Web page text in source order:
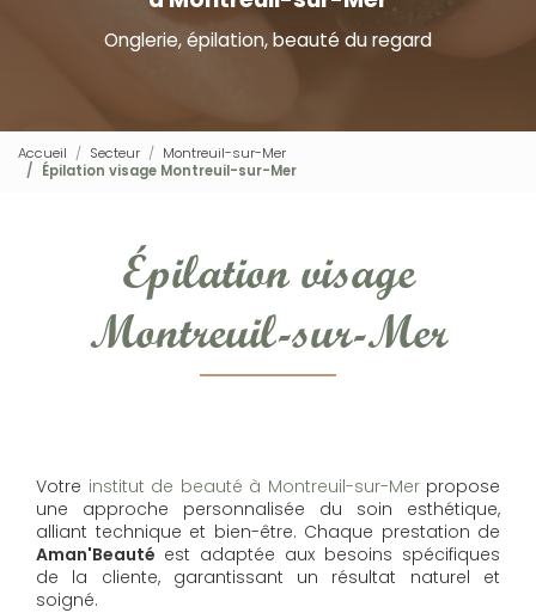
Onglerie, épilation, beauté du regard
Accueil Secteur
Montreuil-sur-Mer
Épilation visage Montreuil-sur-Mer
Épilation visage
Montreuil-sur-Mer
Votre institut de beauté à Montreuil-sur-Mer propose
une approche personnalisée du soin esthétique,
alliant technique et bien-être. Chaque prestation de
Aman'Beauté est adaptée aux besoins spécifiques
de la cliente, garantissant un résultat naturel et
soigné.